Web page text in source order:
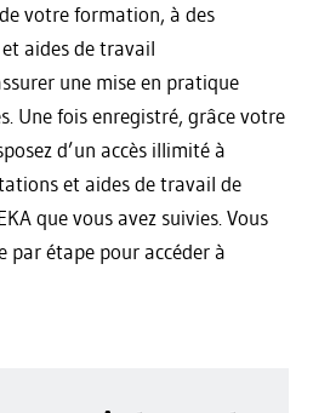
votre formation, à des
aides de travail
une mise en pratique
Une fois enregistré, grâce votre
d’un accès illimité à
et aides de travail de
que vous avez suivies. Vous
par étape pour accéder à